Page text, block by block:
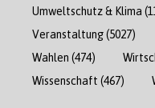
Umweltschutz & Klima
Veranstaltung(5027)
Wahlen (474)
Wissenschaft (467)